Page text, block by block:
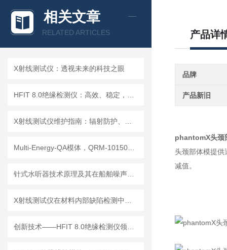
相关文章
RELATED ARTICLES
X射线测试仪：透视未来的科技之眼
产品详
品牌
产品新旧
phantomX头颈
头颈部体模提供
减值。